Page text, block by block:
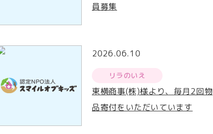
員募集
2026.06.10
リラのいえ
東横商事(株)様より、毎月2回物
品寄付をいただいています